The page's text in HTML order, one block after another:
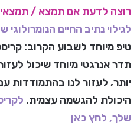
רוצה לדעת אם תמצא /
לגילוי נתיב החיים
טיפ מיוחד לשבוע הקרוב:
תדר אנרגטי מיוחד שיכול
יותר, לעזור לנו בהתמודדות
היכולת להגשמה עצמית.
שלך, לחץ כאן